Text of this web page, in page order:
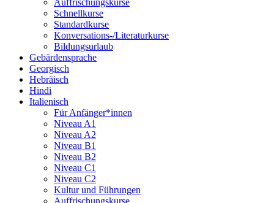
Auffrischungskurse
Schnellkurse
Standardkurse
Konversations-/Literaturkurse
Bildungsurlaub
Gebärdensprache
Georgisch
Hebräisch
Hindi
Italienisch
Für Anfänger*innen
Niveau A1
Niveau A2
Niveau B1
Niveau B2
Niveau C1
Niveau C2
Kultur und Führungen
Auffrischungskurse